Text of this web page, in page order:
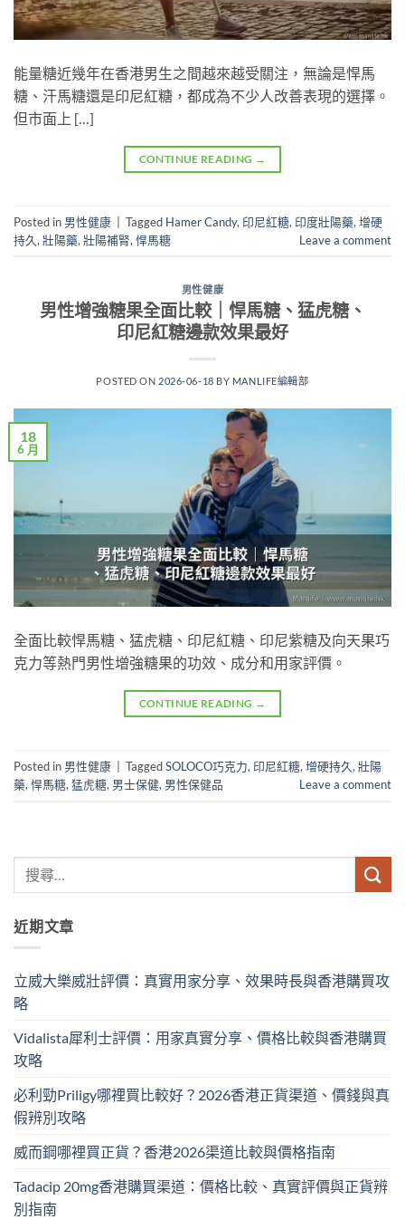
能量糖近幾年在香港男生之間越來越受關注，無論是悍馬
糖、汗馬糖還是印尼紅糖，都成為不少人改善表現的選擇。
但市面上 […]
CONTINUE READING →
Posted in 男性健康 | Tagged Hamer Candy, 印尼紅糖, 印度壯陽藥, 增硬
持久, 壯陽藥, 壯陽補腎, 悍馬糖 Leave a comment
男性健康
男性增強糖果全面比較｜悍馬糖、猛虎糖、
印尼紅糖邊款效果最好
POSTED ON 2026-06-18 BY MANLIFE編輯部
18
6 月
全面比較悍馬糖、猛虎糖、印尼紅糖、印尼紫糖及向天果巧
克力等熱門男性增強糖果的功效、成分和用家評價。
CONTINUE READING →
Posted in 男性健康 TaggedSOLOCO巧克力, 印尼紅糖, 增硬持久, 壯陽
藥, 悍馬糖, 猛虎糖, 男士保健, 男性保健品 Leave a comment
近期文章
立威大樂威壯評價：真實用家分享、效果時長與香港購買攻
略
Vidalista犀利士評價：用家真實分享、價格比較與香港購買
攻略
必利勁Priligy哪裡買比較好？2026香港正貨渠道、價錢與真
假辨別攻略
威而鋼哪裡買正貨？香港2026渠道比較與價格指南
Tadacip 20mg香港購買渠道：價格比較、真實評價與正貨辨
別指南